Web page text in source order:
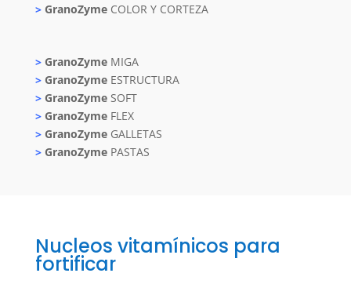
>GranoZyme COLOR Y CORTEZA
>GranoZyme MIGA
>GranoZyme ESTRUCTURA
>GranoZyme SOFT
>GranoZyme FLEX
>GranoZyme GALLETAS
>GranoZyme PASTAS
Nucleos vitamínicos para
fortificar